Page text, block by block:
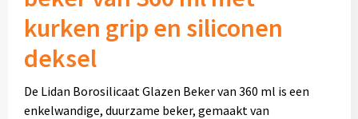
Sportflessen
Kunststof mokken
Thermosflessen
kurken grip en siliconen
deksel
De Lidan Borosilicaat Glazen Beker van 360 ml is een
enkelwandige, duurzame beker, gemaakt van